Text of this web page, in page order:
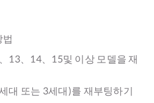
법
13、14、15및 이상 모델을 재
대 또는 3세대)를 재부팅하기